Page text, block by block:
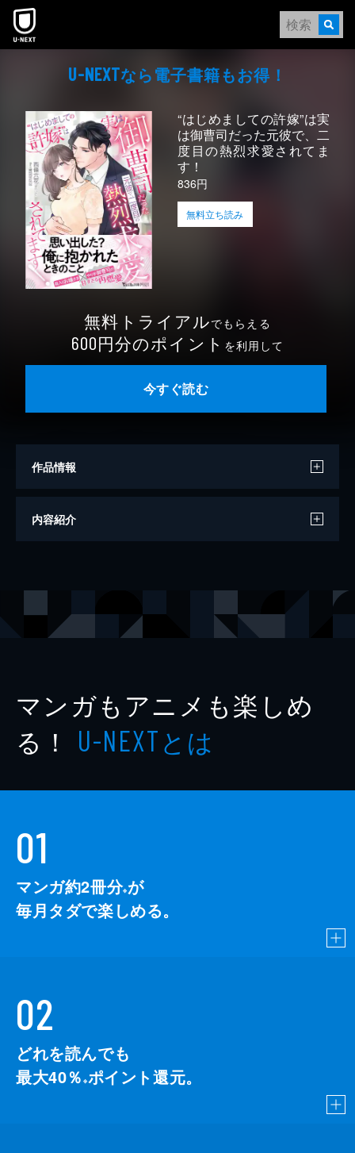
本文へスキップ
U-NEXTなら電⼦書籍もお得！
“はじめましての許嫁”は実
は御曹司だった元彼で、二
度目の熱烈求愛されてま
す！
836円
無料立ち読み
無料トライアルでもらえる
600円分のポイント を利用して
今すぐ読む
作品情報
著者
内容紹介
マンガもアニメも楽しめ
る！ U-NEXTとは
01
マンガ約2冊分※が
毎月タダで楽しめる。
02
どれを読んでも
最大40％ ※ポイント還元。